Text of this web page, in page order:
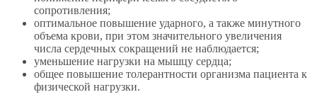
сопротивления;
оптимальное повышение ударного, а также минутного
объема крови, при этом значительного увеличения
числа сердечных сокращений не наблюдается;
уменьшение нагрузки на мышцу сердца;
общее повышение толерантности организма пациента к
физической нагрузки.